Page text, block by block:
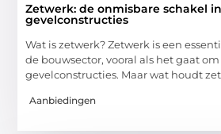
Zetwerk: de onmisbare schakel
gevelconstructies
Wat is zetwerk? Zetwerk is een
de bouwsector, vooral als het gaat
gevelconstructies. Maar wat houdt
Aanbiedingen